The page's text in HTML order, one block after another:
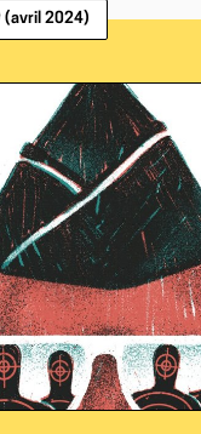
(avril 2024)